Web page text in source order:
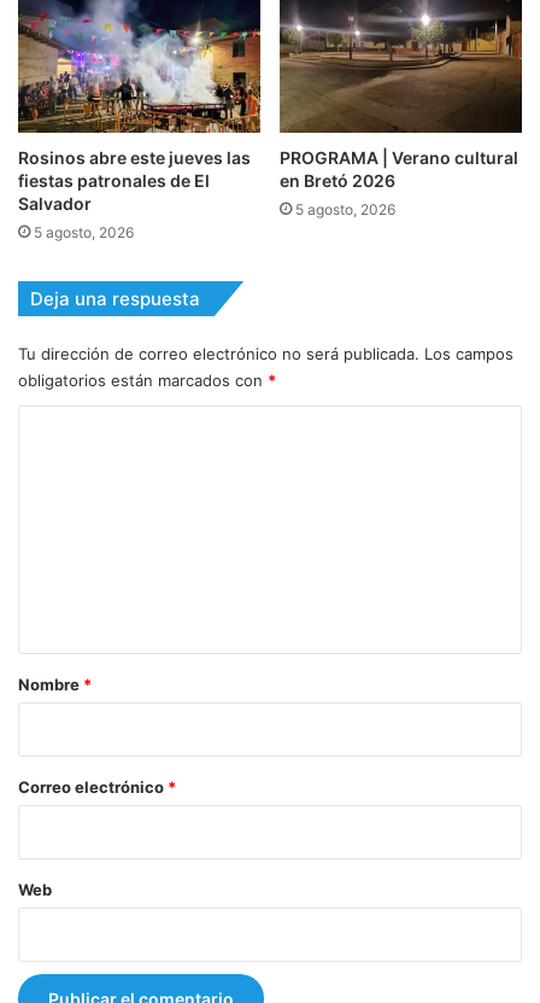
Rosinos abre este jueves las
fiestas patronales de El
Salvador
5 agosto, 2026
PROGRAMA | Verano cultural
en Bretó 2026
5 agosto, 2026
Deja una respuesta
Tu dirección de correo electrónico no será publicada. Los campos
obligatorios están marcados con *
r
*
Nombre *
Correo electrónico *
Web